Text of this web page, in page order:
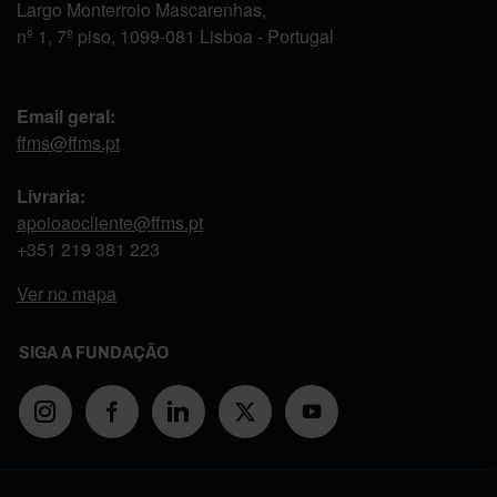
Largo Monterroio Mascarenhas,
nº 1, 7º piso, 1099-081 Lisboa - Portugal
Email geral:
ffms@ffms.pt
Livraria:
apoioaocliente@ffms.pt
+351 219 381 223
Ver no mapa
SIGA A FUNDAÇÃO